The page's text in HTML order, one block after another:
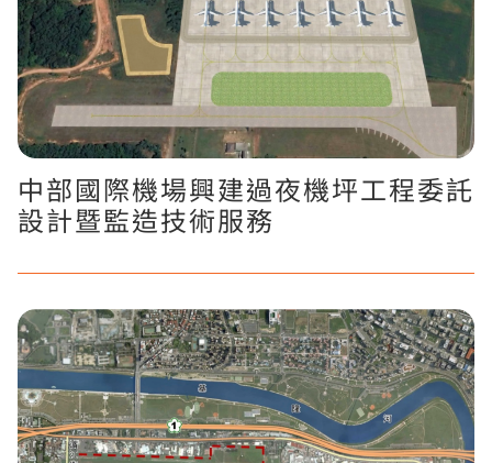
中部國際機場興建過夜機坪工程委託
設計暨監造技術服務